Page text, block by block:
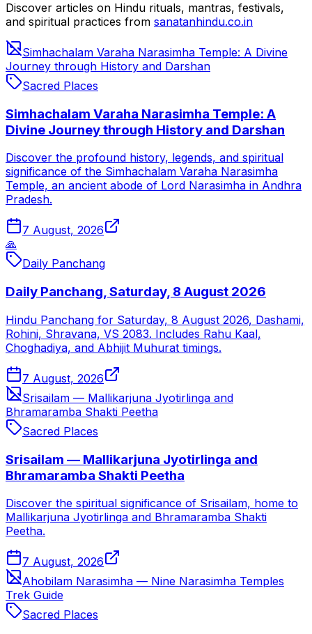
Discover articles on Hindu rituals, mantras, festivals,
and spiritual practices from sanatanhindu.co.in
Simhachalam Varaha Narasimha Temple: A Divine
Journey through History and Darshan
Sacred Places
Simhachalam Varaha Narasimha Temple: A
Divine Journey through History and Darshan
Discover the profound history, legends, and spiritual
significance of the Simhachalam Varaha Narasimha
Temple, an ancient abode of Lord Narasimha in Andhra
Pradesh.
7 August, 2026
🙏
Daily Panchang
Daily Panchang, Saturday, 8 August 2026
Hindu Panchang for Saturday, 8 August 2026, Dashami,
Rohini, Shravana, VS 2083. Includes Rahu Kaal,
Choghadiya, and Abhijit Muhurat timings.
7 August, 2026
Srisailam — Mallikarjuna Jyotirlinga and
Bhramaramba Shakti Peetha
Sacred Places
Srisailam — Mallikarjuna Jyotirlinga and
Bhramaramba Shakti Peetha
Discover the spiritual significance of Srisailam, home to
Mallikarjuna Jyotirlinga and Bhramaramba Shakti
Peetha.
7 August, 2026
Ahobilam Narasimha — Nine Narasimha Temples
Trek Guide
Sacred Places